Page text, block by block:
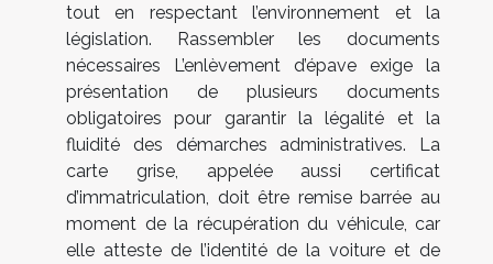
tout en respectant l’environnement et la
législation. Rassembler les documents
nécessaires L’enlèvement d’épave exige la
présentation de plusieurs documents
obligatoires pour garantir la légalité et la
fluidité des démarches administratives. La
carte grise, appelée aussi certificat
d’immatriculation, doit être remise barrée au
moment de la récupération du véhicule, car
elle atteste de l’identité de la voiture et de